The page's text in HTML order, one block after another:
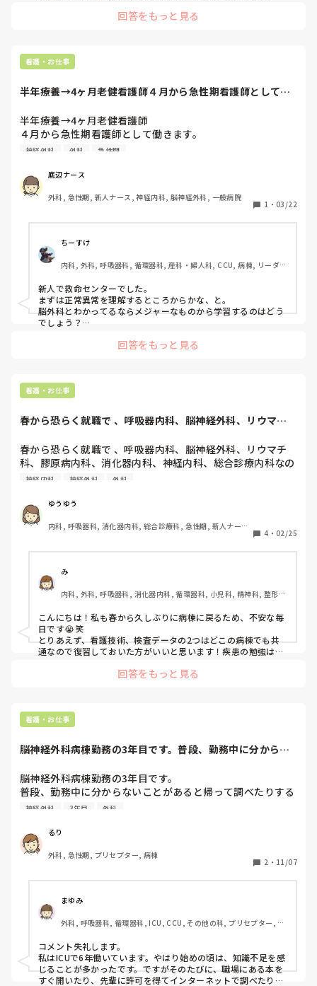
アドバイスは、しっかり挨拶をすること、報連相をすること、
何でもかんでも聞かず自分で調べられるものはちゃんと調べて
から聞くこと、患者さんの命を預かっているってことを忘れな
いことですかね。
回答をもっと見る
看護・お仕事
半年療養→4ヶ月老健看護師４月から急性期看護師として働
半年療養→4ヶ月老健看護師
４月から急性期看護師として働きます。
病院的には脳神経外科系です。
ありますか？
神経外科 外科 急性期
底辺ナース
外科, 急性期, 新人ナース, 神経内科, 脳神経外科, 一般病院
1 ・ 03/22
ちーすけ
内科, 外科, 呼吸器科, 循環器科, 産科・婦人科, CCU, 病棟, リーダ
新人で救命センターでした。
まずは正常異常を理解するところからかな、と。
脳外科とわかってるならメジャーなものから学習するのはどう
でしょう？
回答をもっと見る
看護・お仕事
春から恐らく就職で 、呼吸器内科、脳神経外科、リウマチ
春から恐らく就職で 、呼吸器内科、脳神経外科、リウマチ
科、膠原病内科、消化器内科、神経内科、総合診療内科なの
ですが 、就職するまでになにから勉強したらいいでしょう
神経内科 神経外科 外科
ゆうゆう
内科, 呼吸器科, 消化器内科, 総合診療科, 急性期, 新人ナース,
4 ・ 02/25
み
内科, 外科, 呼吸器科, 消化器内科, 循環器科, 小児科, 精神科, 整形外
ナース, プリセプター, ママナース, 病棟, リーダー, 神経内科, 脳神
経外科, 消化器外科, 一般病院, 透析
こんにちは！私も春から久しぶりに病棟に戻るため、不安な毎
日です😭笑
とりあえず、看護技術、検査データの2つはどこの病棟でも共
通なので復習しておいた方がいいと思います！疾患の勉強は入
く見ておくのも良いかと！ 回答をもっと見る
看護・お仕事
脳神経外科病棟勤務の3年目です。普段、勤務中に分からな
脳神経外科病棟勤務の3年目です。
普段、勤務中に分からないことがあると帰って調べたりする
のですが、知識不足を感じる瞬間がとても多いです。皆さ
神経外科 3年目 外科
るり
外科, 急性期, プリセプター, 病棟
2 ・ 11/07
まゆみ
外科, 呼吸器科, 循環器科, ICU, CCU, その他の科, プリセプター, 病
コメント失礼します。
私はICUで6年働いています。やはり始めの頃は、知識不足を感
じることが多かったです。ですがそのたびに、職場にある本を
すぐ開いたり、先輩に許可を得てインターネットで調べたりし